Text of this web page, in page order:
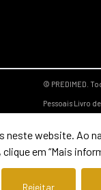
© PREDIMED.
PessoaisLivro
website. Ao
em “Mais
Rejeitar